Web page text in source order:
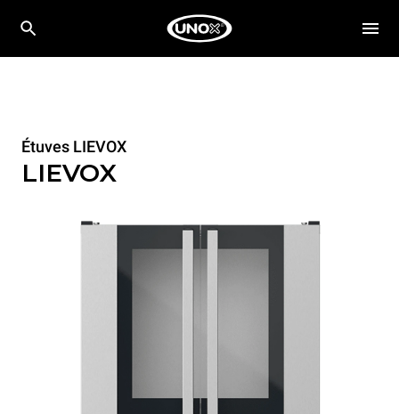
Étuves LIEVOX
LIEVOX